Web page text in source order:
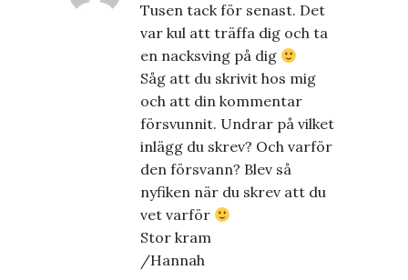
Tusen tack för senast. Det
var kul att träffa dig och ta
en nacksving på dig
Såg att du skrivit hos mig
och att din kommentar
försvunnit. Undrar på vilket
inlägg du skrev? Och varför
den försvann? Blev så
nyfiken när du skrev att du
vet varför
Stor kram
/Hannah